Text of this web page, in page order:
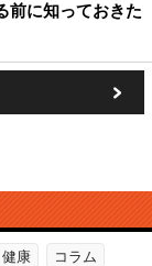
前に知っておきた
健康 コラム